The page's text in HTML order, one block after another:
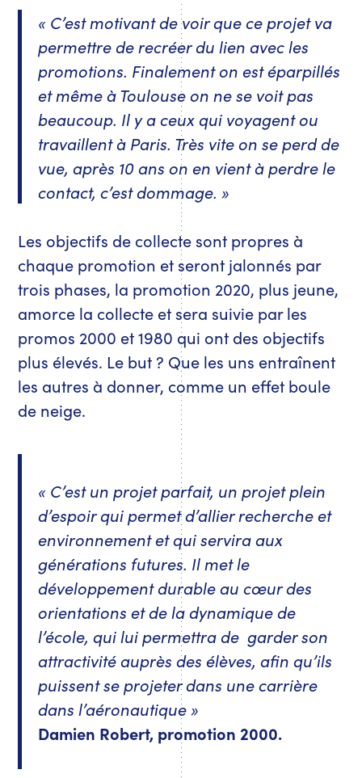
« C’est motivant de voir que ce projet va
permettre de recréer du lien avec les
promotions. Finalement on est éparpillés
et même à Toulouse on ne se voit pas
beaucoup. Il y a ceux qui voyagent ou
travaillent à Paris. Très vite on se perd de
vue, après 10 ans on en vient à perdre le
contact, c’est dommage. »
Les objectifs de collecte sont propres à
chaque promotion et seront jalonnés par
trois phases, la promotion 2020, plus jeune,
amorce la collecte et sera suivie par les
promos 2000 et 1980 qui ont des objectifs
plus élevés. Le but ? Que les uns entraînent
les autres à donner, comme un effet boule
de neige.
« C’est un projet parfait, un projet plein
d’espoir qui permet d’allier recherche et
environnement et qui servira aux
générations futures. Il met le
développement durable au cœur des
orientations et de la dynamique de
l’école, qui lui permettra de garder son
attractivité auprès des élèves, afin qu’ils
puissent se projeter dans une carrière
dans l’aéronautique »
Damien Robert, promotion 2000.